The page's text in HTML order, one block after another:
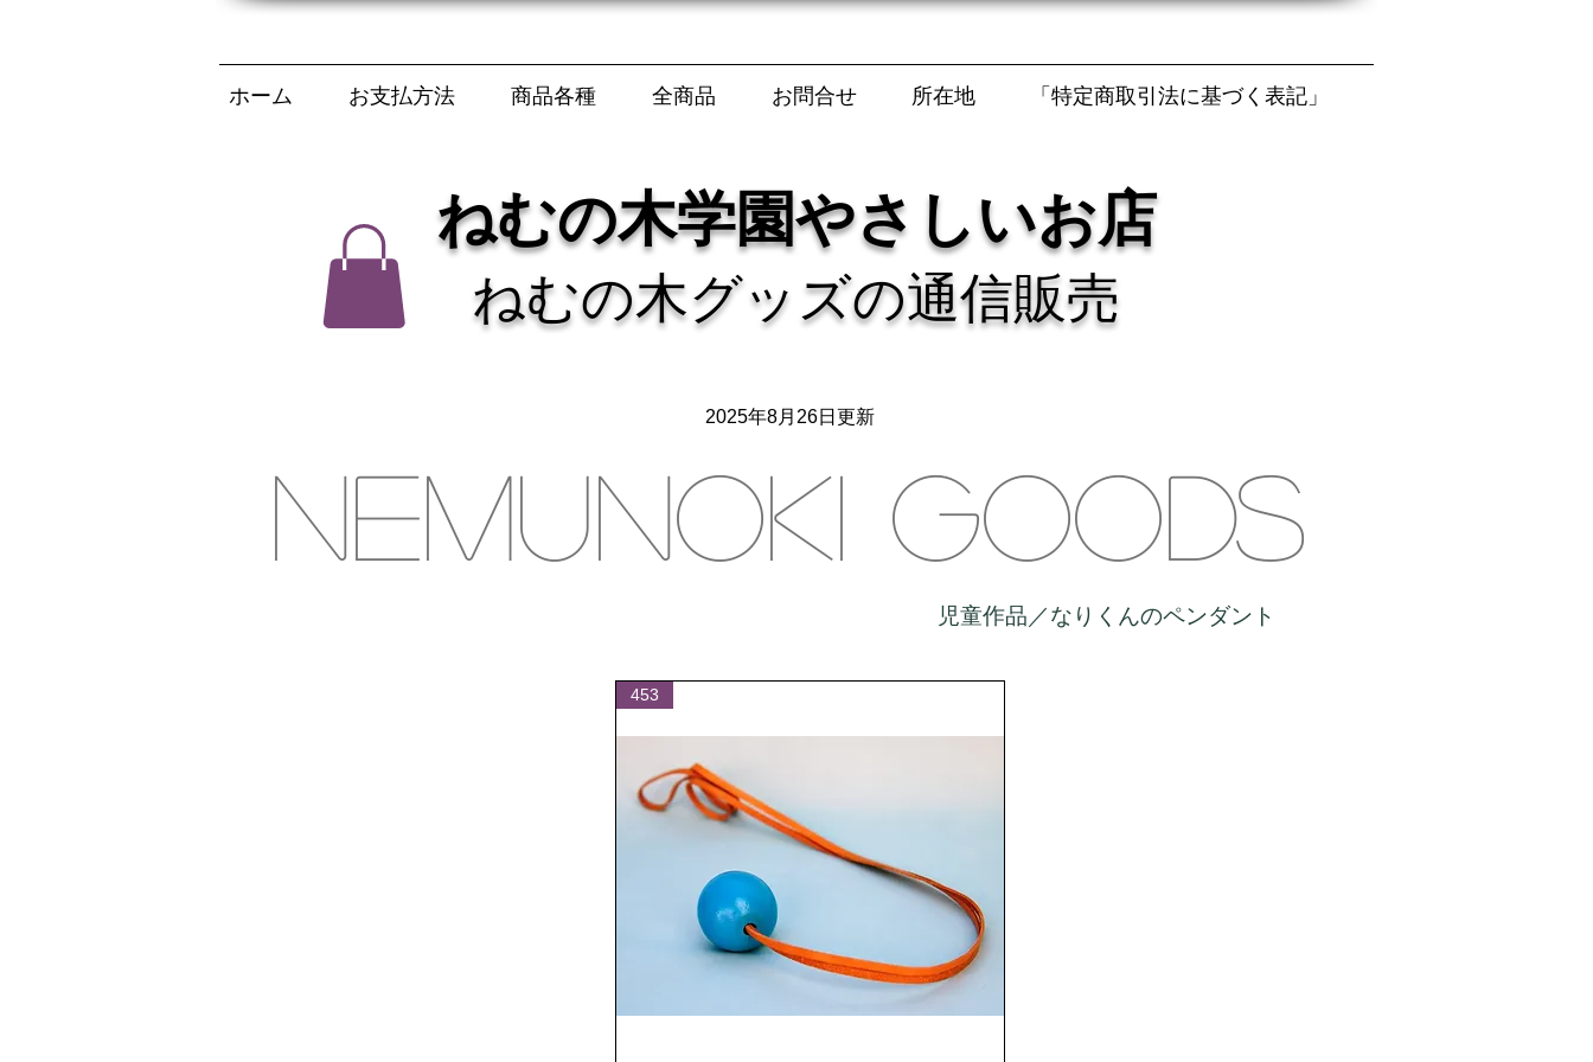
ホーム お支払方法 商品各種 全商品 お問合せ 所在地 「特定商取引法に基づく表記」
ねむの木学園やさしいお店
ねむの木グッズの通信販売
2025年8月26日更新
児童作品／なりくんのペンダント
NEMUNOKI GOODS
453